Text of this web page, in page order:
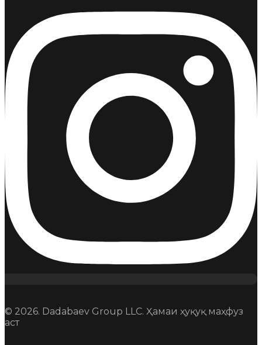
© 2026. Dadabaev Group LLC. Ҳамаи ҳуқуқ маҳфуз
аст